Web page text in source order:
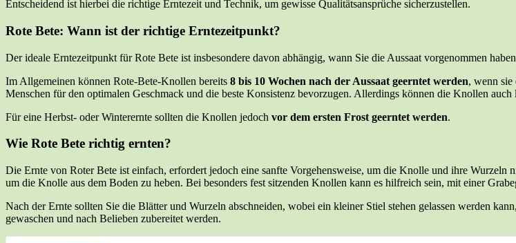
Entscheidend ist hierbei die richtige Erntezeit und Technik, um gewisse Qualitätsansprüche sicherzustellen.
Rote Bete: Wann ist der richtige Erntezeitpunkt?
Der ideale Erntezeitpunkt für Rote Bete ist insbesondere davon abhängig, wann Sie die Aussaat vorgenommen
Im Allgemeinen können Rote-Bete-Knollen bereits 8 bis 10 Wochen nach der Aussaat geerntet werden, wenn sie
Menschen für den optimalen Geschmack und die beste Konsistenz bevorzugen. Allerdings können die Knollen
Für eine Herbst- oder Winterernte sollten die Knollen jedoch vor dem ersten Frost geerntet werden.
Wie Rote Bete richtig ernten?
Die Ernte von Roter Bete ist einfach, erfordert jedoch eine sanfte Vorgehensweise, um die Knolle und ihre
um die Knolle aus dem Boden zu heben. Bei besonders fest sitzenden Knollen kann es hilfreich sein, mit einer
Nach der Ernte sollten Sie die Blätter und Wurzeln abschneiden, wobei ein kleiner Stiel stehen gelassen werden
gewaschen und nach Belieben zubereitet werden.